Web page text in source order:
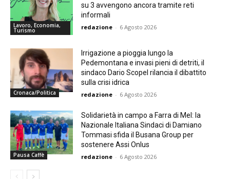
Lavoro, Economia,
Turismo
su 3 avvengono ancora tramite reti
informali
redazione - 6 Agosto 2026
Cronaca/Politica
Irrigazione a pioggia lungo la
Pedemontana e invasi pieni di detriti, il
sindaco Dario Scopel rilancia il dibattito
sulla crisi idrica
redazione - 6 Agosto 2026
Pausa Caffè
Solidarietà in campo a Farra di Mel: la
Nazionale Italiana Sindaci di Damiano
Tommasi sfida il Busana Group per
sostenere Assi Onlus
redazione - 6 Agosto 2026